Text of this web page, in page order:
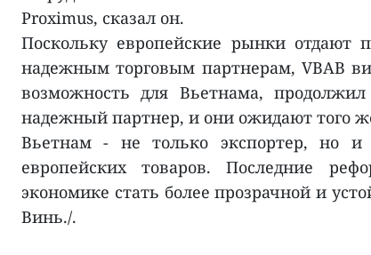
Proximus, сказал он.
Поскольку европейские рынки отдают
надежным торговым партнерам, VBAB
возможность для Вьетнама,
надежный партнер, и они ожидают того
Вьетнам - не только экспортер, но
европейских товаров. Последние
экономике стать более прозрачной и
Винь./.